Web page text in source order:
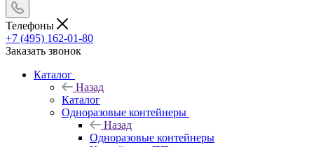
Телефоны
+7 (495) 162-01-80
Заказать звонок
Каталог
Назад
Каталог
Одноразовые контейнеры
Назад
Одноразовые контейнеры